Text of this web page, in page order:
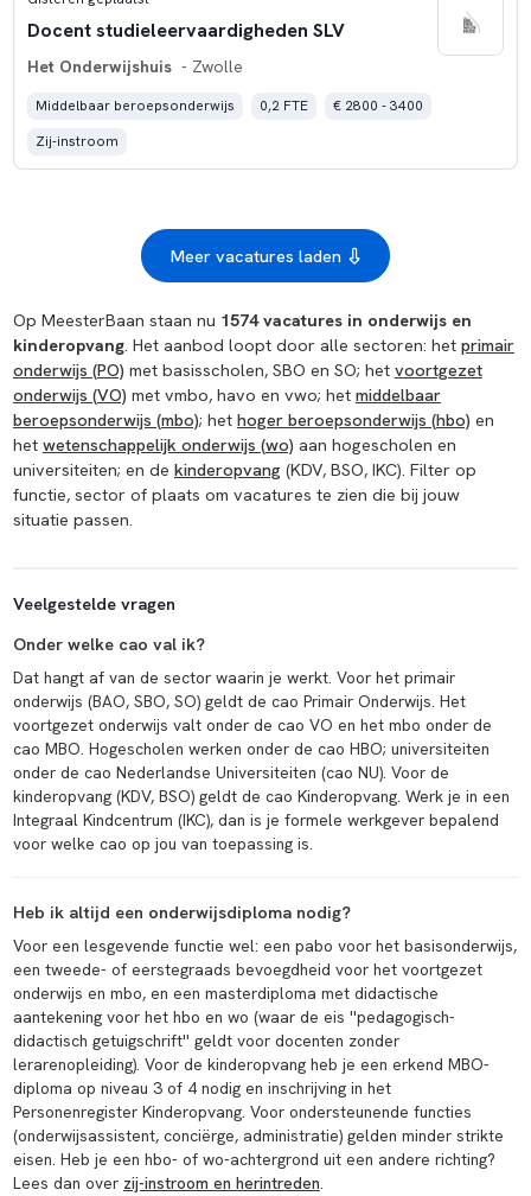
Docent studieleervaardigheden SLV
Het Onderwijshuis - Zwolle
Middelbaar beroepsonderwijs 0,2 FTE
€ 2800 - 3400
Zij-instroom
Meer vacatures laden
Op MeesterBaan staan nu 1574 vacatures in onderwijs en
kinderopvang. Het aanbod loopt door alle sectoren: het primair
onderwijs (PO) met basisscholen, SBO en SO; het voortgezet
onderwijs (VO) met vmbo, havo en vwo; het middelbaar
beroepsonderwijs (mbo); het hoger beroepsonderwijs (hbo) en
het wetenschappelijk onderwijs (wo) aan hogescholen en
universiteiten; en de kinderopvang (KDV, BSO, IKC). Filter op
functie, sector of plaats om vacatures te zien die bij jouw
situatie passen.
Veelgestelde vragen
Onder welke cao val ik?
Dat hangt af van de sector waarin je werkt. Voor het primair
onderwijs (BAO, SBO, SO) geldt de cao Primair Onderwijs. Het
voortgezet onderwijs valt onder de cao VO en het mbo onder de
cao MBO. Hogescholen werken onder de cao HBO; universiteiten
onder de cao Nederlandse Universiteiten (cao NU). Voor de
kinderopvang (KDV, BSO) geldt de cao Kinderopvang. Werk je in een
Integraal Kindcentrum (IKC), dan is je formele werkgever bepalend
voor welke cao op jou van toepassing is.
Heb ik altijd een onderwijsdiploma nodig?
Voor een lesgevende functie wel: een pabo voor het basisonderwijs,
een tweede- of eerstegraads bevoegdheid voor het voortgezet
onderwijs en mbo, en een masterdiploma met didactische
aantekening voor het hbo en wo (waar de eis ''pedagogisch-
didactisch getuigschrift'' geldt voor docenten zonder
lerarenopleiding). Voor de kinderopvang heb je een erkend MBO-
diploma op niveau 3 of 4 nodig en inschrijving in het
Personenregister Kinderopvang. Voor ondersteunende functies
(onderwijsassistent, conciërge, administratie) gelden minder strikte
eisen. Heb je een hbo- of wo-achtergrond uit een andere richting?
Lees dan over zij-instroom en herintreden.